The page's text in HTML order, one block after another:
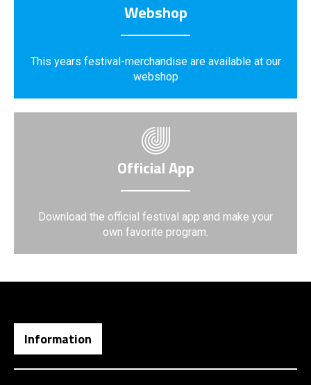
Webshop
This years festival-merchandise are available at our
webshop
Official App
Download the official festival app and make your
own favorite program.
Information